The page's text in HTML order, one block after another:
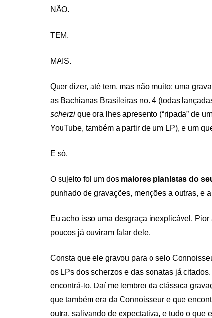
NÃO.
TEM.
MAIS.
Quer dizer, até tem, mas não muito: uma
as Bachianas Brasileiras no. 4 (todas
scherzi que ora lhes apresento (“ripada” de
YouTube, também a partir de um LP), e um
E só.
O sujeito foi um dos maiores pianistas do
punhado de gravações, menções a outras, e
Eu acho isso uma desgraça inexplicável.
poucos já ouviram falar dele.
Consta que ele gravou para o selo
os LPs dos scherzos e das sonatas já
encontrá-lo. Daí me lembrei da clássica
que também era da Connoisseur e que
outra, salivando de expectativa, e tudo o que